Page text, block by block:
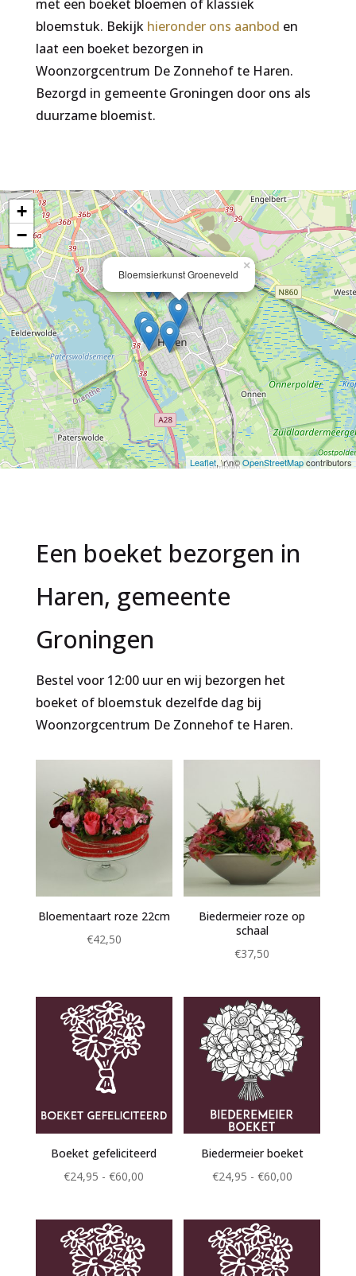
met een boeket bloemen of klassiek
bloemstuk. Bekijk hieronder ons aanbod en
laat een boeket bezorgen in
Woonzorgcentrum De Zonnehof te Haren.
Bezorgd in gemeente Groningen door ons als
duurzame bloemist.
Bloemsierkunst Groeneveld
×
+
−
Leaflet, \r\n©OpenStreetMapcontributors
Een boeket bezorgen in
Haren, gemeente
Groningen
Bestel voor 12:00 uur en wij bezorgen het
boeket of bloemstuk dezelfde dag bij
Woonzorgcentrum De Zonnehof te Haren.
Bloementaart roze 22cm
€42,50
Biedermeier roze op
schaal
€37,50
Boeket gefeliciteerd
€24,95 - €60,00
tot
Biedermeier boeket
€24,95 - €60,00Prijsklasse:
tot